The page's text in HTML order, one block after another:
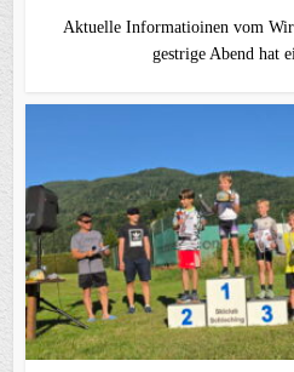
Aktuelle Informatioinen vom
gestrige Abend hat